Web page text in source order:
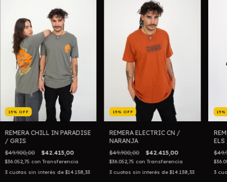
15 % OFF
REMERA CHILL IN PARADISE
/ GRIS
$49.900,00 $42.415,00
$36.052,75 con Transferencia
3 cuotas sin interés de$14.138,33
15 % OFF
REMERA ELECTRIC CN /
NARANJA
$49.900,00 $42.415,00
$36.052,75 con Transferencia
3 cuotas sin interés de$14.138,33
15
ELS
3